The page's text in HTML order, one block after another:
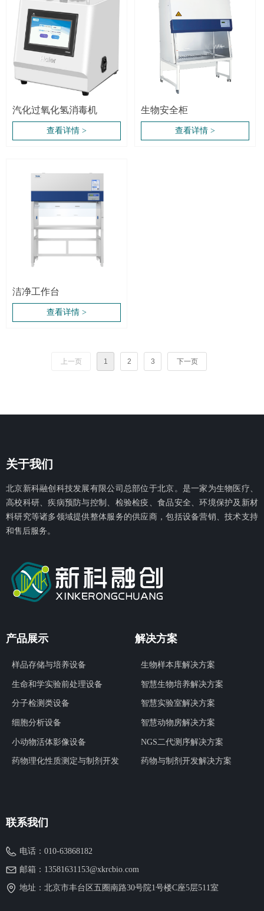
汽化过氧化氢消毒机
查看详情 >
生物安全柜
查看详情 >
洁净工作台
查看详情 >
上一页 1 2 3 下一页
关于我们
北京新科融创科技发展有限公司总部位于北京。是一家为生物医疗、
高校科研、疾病预防与控制、检验检疫、食品安全、环境保护及新材
料研究等诸多领域提供整体服务的供应商，包括设备营销、技术支持
和售后服务。
联系我们
电话： 010-63868182
邮箱： 13581631153@xkrcbio.com
地址： 北京市丰台区五圈南路30号院1号楼C座5层511室
产品展示
样品存储与培养设备
生命和学实验前处理设备
分子检测类设备
细胞分析设备
小动物活体影像设备
药物理化性质测定与制剂开发
解决方案
生物样本库解决方案
智慧生物培养解决方案
智慧实验室解决方案
智慧动物房解决方案
NGS二代测序解决方案
药物与制剂开发解决方案